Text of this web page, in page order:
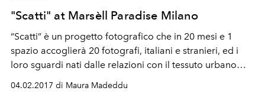
"Scatti" at Marsèll Paradise Milano
“Scatti” è un progetto fotografico che in 20 mesi e 1
spazio accoglierà 20 fotografi, italiani e stranieri, ed i
loro sguardi nati dalle relazioni con il tessuto urbano
04.02.2017 di Maura Madeddu